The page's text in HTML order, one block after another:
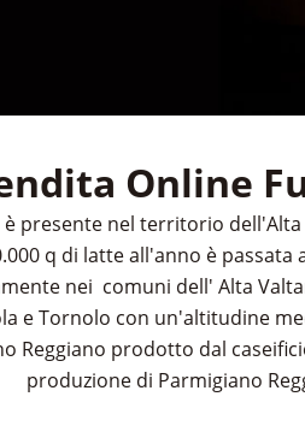
Online
è presente nel territorio
q di latte all'anno è
nei comuni dell' Alta
e Tornolo con un'altitudine
Reggiano prodotto dal
produzione di Parmigiano